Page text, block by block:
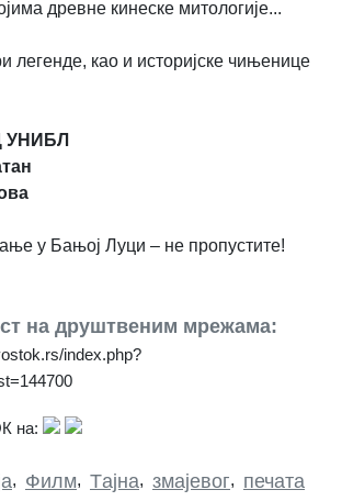
древне кинеске митологије...
легенде, као и историјске чињенице
УНИБЛ
у Бањој Луци – не пропустите!
на друштвеним мрежама:
index.php?
на:
, Филм, Tајна, змајевог, печата